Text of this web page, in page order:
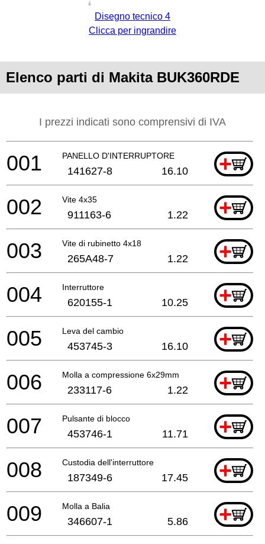
Disegno tecnico 4
Clicca per ingrandire
Elenco parti di Makita BUK360RDE
I prezzi indicati sono comprensivi di IVA
PANELLO D'INTERRUPTORE +
001 141627-8 16.10
Vite 4x35 +
002 911163-6 1.22
Vite di rubinetto 4x18 +
003 265A48-7 1.22
Interruttore +
004 620155-1 10.25
Leva del cambio +
005 453745-3 16.10
Molla a compressione 6x29mm +
006 233117-6 1.22
Pulsante di blocco +
007 453746-1 11.71
Custodia dell'interruttore +
008 187349-6 17.45
Molla a Balia +
009 346607-1 5.86